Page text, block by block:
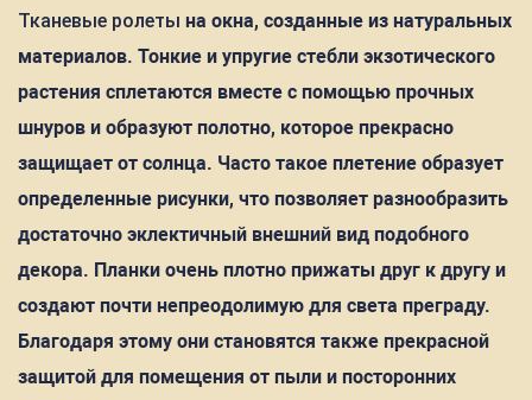
Тканевые ролеты на окна, созданные из натуральных
материалов. Тонкие и упругие стебли экзотического
растения сплетаются вместе с помощью прочных
шнуров и образуют полотно, которое прекрасно
защищает от солнца. Часто такое плетение образует
определенные рисунки, что позволяет разнообразить
достаточно эклектичный внешний вид подобного
декора. Планки очень плотно прижаты друг к другу и
создают почти непреодолимую для света преграду.
Благодаря этому они становятся также прекрасной
защитой для помещения от пыли и посторонних